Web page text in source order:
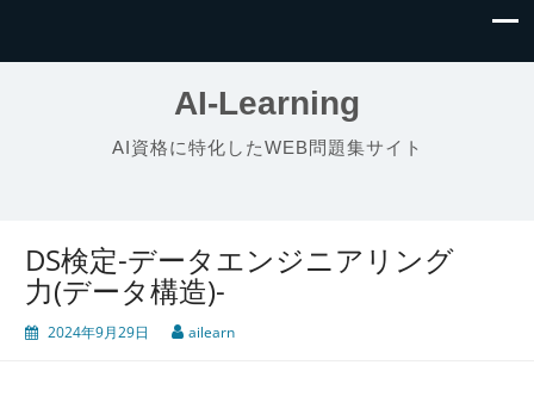
AI-Learning
AI資格に特化したWEB問題集サイト
DS検定-データエンジニアリング
力(データ構造)-
2024年9月29日 ailearn